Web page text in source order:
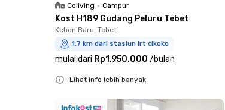
Coliving • Campur
Kost H189 Gudang Peluru Tebet
Kebon Baru, Tebet
1.7 km dari stasiun lrt cikoko
mulai dari Rp1.950.000 /bulan
Lihat info lebih banyak